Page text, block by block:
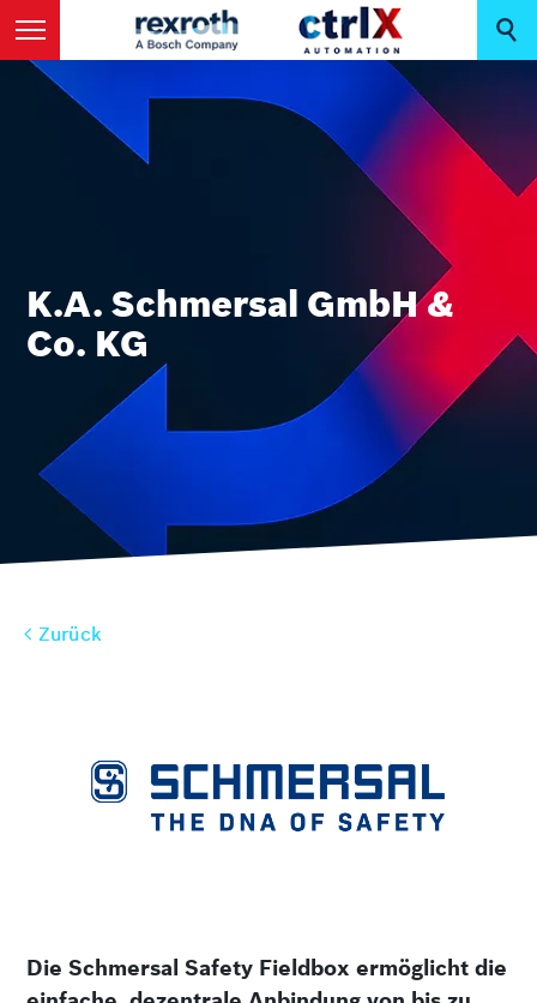
Zurück
K.A. Schmersal GmbH &
Co. KG
Die Schmersal Safety Fieldbox ermöglicht die
Zurück